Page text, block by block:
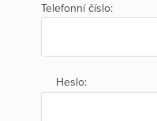
Telefonní číslo:
Heslo: